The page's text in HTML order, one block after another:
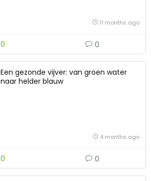
11 months ago
0 0
Een gezonde vijver: van groen water
naar helder blauw
4 months ago
0 0